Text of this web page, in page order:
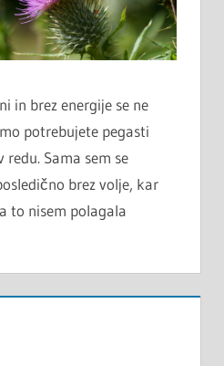
in brez energije se ne
potrebujete pegasti
redu. Sama sem se
brez volje, kar
to nisem polagala